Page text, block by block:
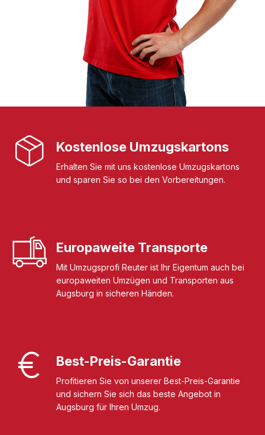
Kostenlose Umzugskartons
Erhalten Sie mit uns kostenlose Umzugskartons
und sparen Sie so bei den Vorbereitungen.
Europaweite Transporte
Mit Umzugsprofi Reuter ist Ihr Eigentum auch bei
europaweiten Umzügen und Transporten aus
Augsburg in sicheren Händen.
Best-Preis-Garantie
Profitieren Sie von unserer Best-Preis-Garantie
und sichern Sie sich das beste Angebot in
Augsburg für Ihren Umzug.